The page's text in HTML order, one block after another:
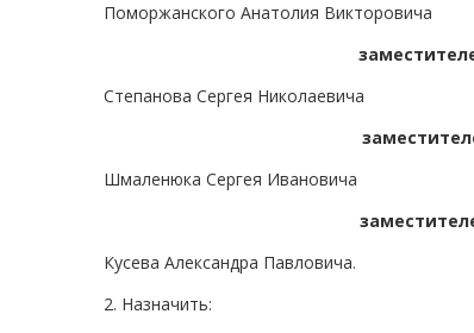
Поморжанского Анатолия Викторовича
Степанова Сергея Николаевича
Шмаленюка Сергея Ивановича
Кусева Александра Павловича.
2. Назначить: